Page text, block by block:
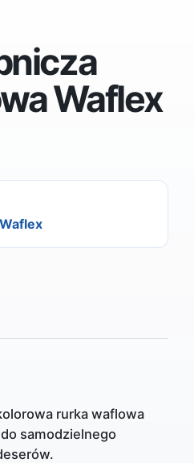
Waflex
Waflex
rurka waflowa
samodzielnego